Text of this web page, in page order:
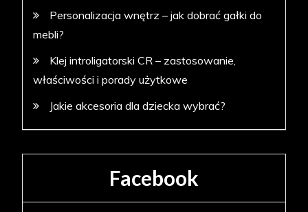
Personalizacja wnętrz – jak dobrać gałki do
mebli?
Klej introligatorski CR – zastosowanie,
właściwości i porady użytkowe
Jakie akcesoria dla dziecka wybrać?
Facebook